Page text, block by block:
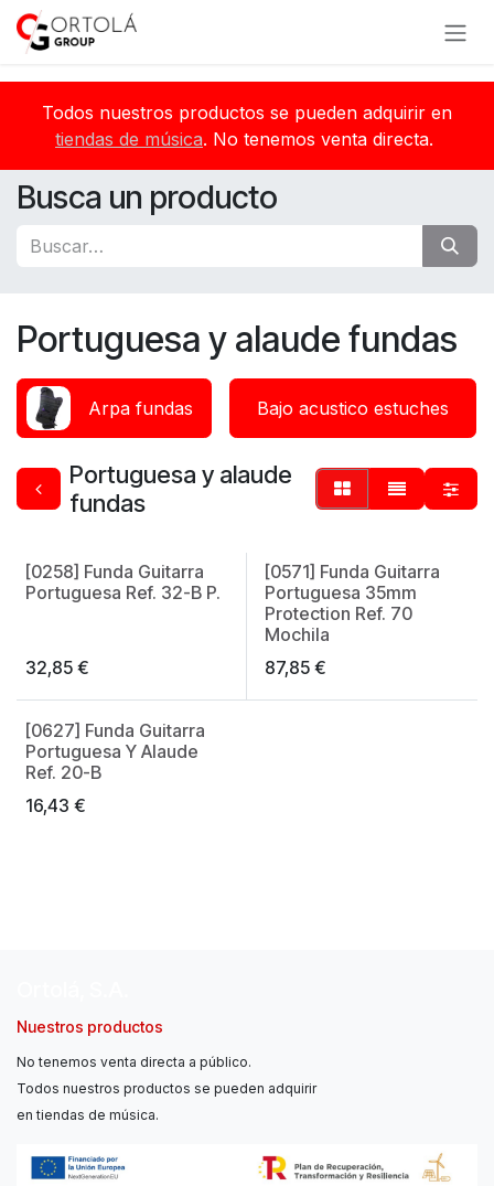
Ir al contenido
Todos nuestros productos se pueden adquirir en
tiendas de música. No tenemos venta directa.
Busca un producto
Portuguesa y alaude fundas
Arpa fundas Bajo acustico estuches
Portuguesa y alaude
fundas
[0258] Funda Guitarra
Portuguesa Ref. 32-B P.
32,85 €
Made in Spain
[0571] Funda Guitarra
Portuguesa 35mm
Protection Ref. 70
Mochila
87,85€
[0627] Funda Guitarra
Portuguesa Y Alaude
Ref. 20-B
16,43 €
Nuestros productos
No tenemos venta directa a público.
Todos nuestros productos se pueden adquirir
en tiendas de música.